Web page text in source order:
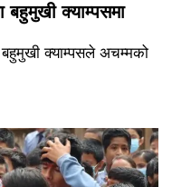
बहुमुखी क्याम्पसमा
क्याम्पसले अचम्मको